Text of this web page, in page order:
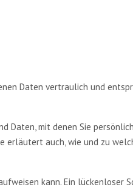
Daten vertraulich und
Daten, mit denen Sie
erläutert auch, wie und zu
kann. Ein lückenloser